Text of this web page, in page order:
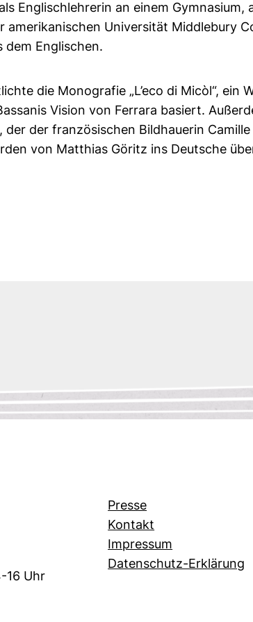
Englischlehrerin an einem
amerikanischen Universität Middlebury
dem Englischen.
die Monografie „L’eco di Micòl“, ein
Vision von Ferrara basiert.
der französischen Bildhauerin
von Matthias Göritz ins Deutsche
16 Uhr
Presse
Kontakt
Impressum
Datenschutz-Erklärung